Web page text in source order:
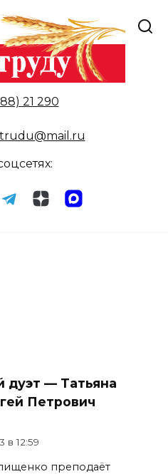
21 290
дуэт — Татьяна
Петрович
в 12:59
преподаёт